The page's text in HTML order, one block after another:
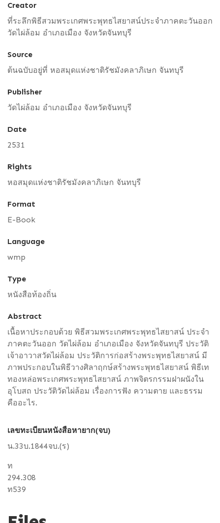
Creator
ที่ระลึกพิธีสวมพระเกศพระพุทธไสยาสน์ประจำภาคตะวันออก
วัดไผ่ล้อม อำเภอเมือง จังหวัดจันทบุรี
Source
ต้นฉบับอยู่ที่ หอสมุดแห่งชาติรัชมังคลาภิเษก จันทบุรี
Publisher
วัดไผ่ล้อม อำเภอเมือง จังหวัดจันทบุรี
Date
2531
Rights
หอสมุดแห่งชาติรัชมังคลาภิเษก จันทบุรี
Format
E-Book
Language
wmp
Type
หนังสือท้องถิ่น
Abstract
เนื้อหาประกอบด้วย พิธีสวมพระเกศพระพุทธไสยาสน์ ประจำ
ภาคตะวันออก วัดไผ่ล้อม อำเภอเมือง จังหวัดจันทบุรี ประวัติ
เจ้าอาวาสวัดไผ่ล้อม ประวัติการก่อสร้างพระพุทธไสยาสน์ มี
ภาพประกอบในพิธีวางศิลาฤกษ์สร้างพระพุทธไสยาสน์ พิธีเท
ทองหล่อพระเกศพระพุทธไสยาสน์ ภาพจิตรกรรมฝาผนังใน
อุโบสถ ประวัติวัดไผ่ล้อม เรื่องการฟัง ความตาย และธรรม
คืออะไร.
เลขทะเบียนหนังสือหายาก(จบ)
น.33บ.1844จบ.(ร)
ท
294.308
ท539